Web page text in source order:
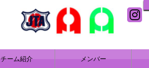
チーム紹介 メンバー